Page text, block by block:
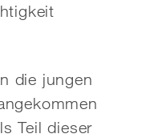
die jungen
Teil dieser